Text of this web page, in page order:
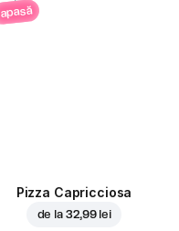
apasă
Pizza Capricciosa
de la 32,99 lei